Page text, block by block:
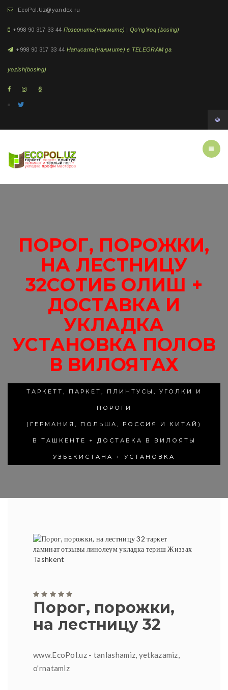
EcoPol.Uz@yandex.ru
+998 90 317 33 44 Позвонить(нажмите) | Qo'ng'iroq (bosing)
+998 90 317 33 44 Написать(нажмите) в TELEGRAM ga
yozish(bosing)
ПОРОГ, ПОРОЖКИ,
НА ЛЕСТНИЦУ
32СОТИБ ОЛИШ +
ДОСТАВКА И
УКЛАДКА
УСТАНОВКА ПОЛОВ
В ВИЛОЯТАХ
ТАРКЕТТ, ПАРКЕТ, ПЛИНТУСЫ, УГОЛКИ И
ПОРОГИ
(ГЕРМАНИЯ, ПОЛЬША, РОССИЯ И КИТАЙ)
В ТАШКЕНТЕ + ДОСТАВКА В ВИЛОЯТЫ
УЗБЕКИСТАНА + УСТАНОВКА
Порог, порожки,
на лестницу 32
www.EcoPol.uz - tanlashamiz, yetkazamiz,
o'rnatamiz